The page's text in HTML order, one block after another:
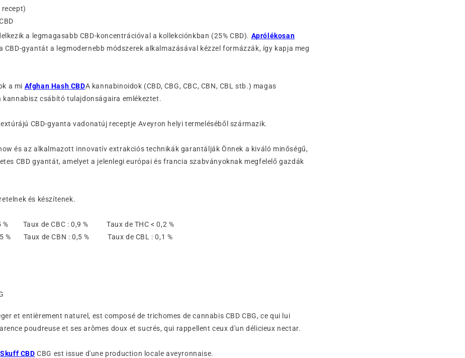
recept)
a legmagasabb CBD-koncentrációval a kollekciónkban (25% CBD). Aprólékosan
CBD-gyantát a legmodernebb módszerek alkalmazásával kézzel formázzák, így kapja meg
a mi Afghan Hash CBDA kannabinoidok (CBD, CBG, CBC, CBN, CBL stb.) magas
kannabisz csábító tulajdonságaira emlékeztet.
CBD-gyanta vadonatúj receptje Aveyron helyi termeléséből származik.
és az alkalmazott innovatív extrakciós technikák garantálják Önnek a kiváló minőségű,
CBD gyantát, amelyet a jelenlegi európai és francia szabványoknak megfelelő gazdák
és készítenek.
% Taux de CBC : 0,9 % Taux de THC < 0,2 %
% Taux de CBN : 0,5 % Taux de CBL : 0,1 %
et entièrement naturel, est composé de trichomes de cannabis CBD CBG, ce qui lui
poudreuse et ses arômes doux et sucrés, qui rappellent ceux d'un délicieux nectar.
Skuff CBD CBG est issue d'une production locale aveyronnaise.